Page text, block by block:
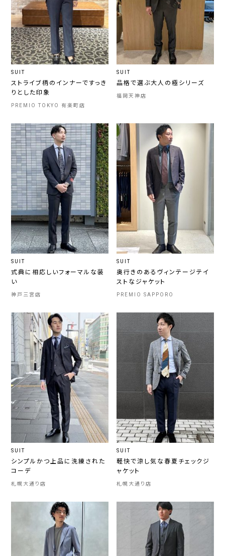
SUIT
ストライブ柄のインナーですっき
りとした印象
PREMIO TOKYO 有楽町店
SUIT
品格で選ぶ大人の極シリーズ
福岡天神店
SUIT
式典に相応しいフォーマルな装
い
神戸三宮店
SUIT
奥行きのあるヴィンテージテイ
ストなジャケット
PREMIO SAPPORO
SUIT
シンプルかつ上品に洗練された
コーデ
札幌大通り店
SUIT
軽快で涼し気な春夏チェックジ
ャケット
札幌大通り店